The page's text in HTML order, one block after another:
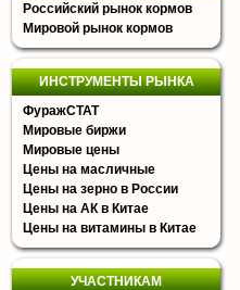
Российский рынок кормов
Мировой рынок кормов
ИНСТРУМЕНТЫ РЫНКА
ФуражСТАТ
Мировые биржи
Мировые цены
Цены на масличные
Цены на зерно в России
Цены на АК в Китае
Цены на витамины в Китае
УЧАСТНИКАМ